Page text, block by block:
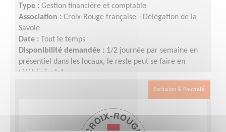
Type : Gestion financière et comptable
Association : Croix-Rouge française - Délégation de la
Savoie
Date : Tout le temps
Disponibilité demandée : 1/2 journée par semaine en
présentiel dans les locaux, le reste peut se faire en
télébénévolat.
Exclusion & Pauvreté